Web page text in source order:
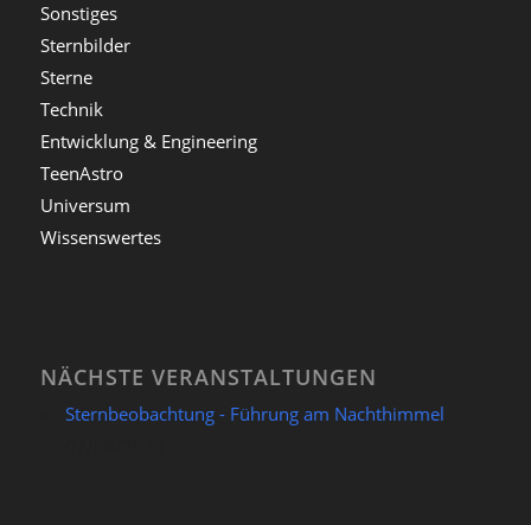
Sonstiges
Sternbilder
Sterne
Technik
Entwicklung & Engineering
TeenAstro
Universum
Wissenswertes
NÄCHSTE VERANSTALTUNGEN
Sternbeobachtung - Führung am Nachthimmel